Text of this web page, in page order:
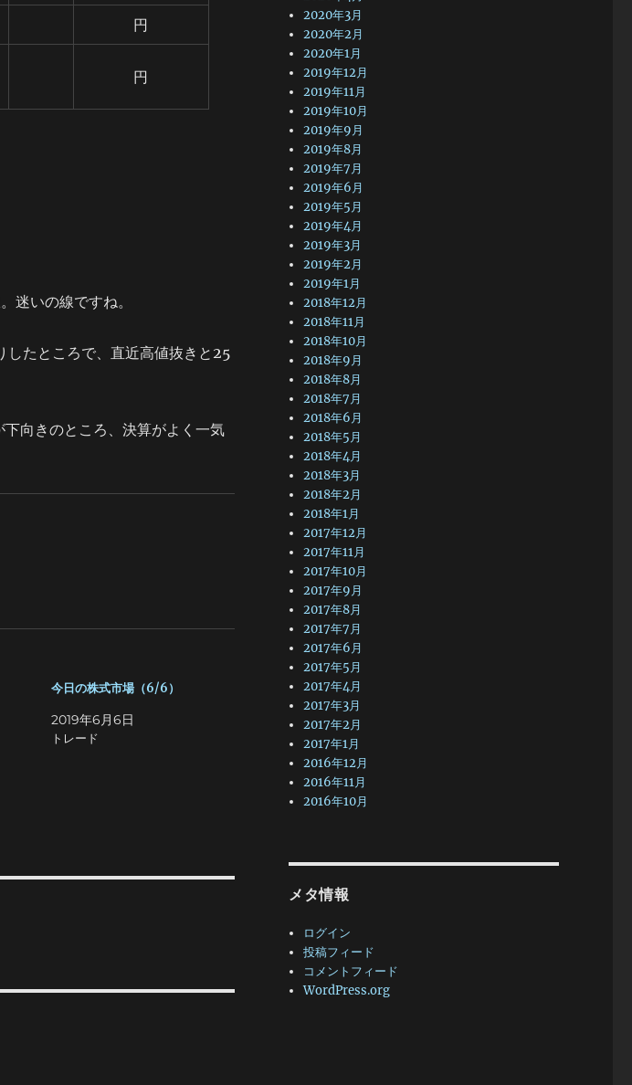
円
円
迷いの線ですね。
したところで、直近高値抜きと25
下向きのところ、決算がよく一気
今日の株式市場（6/6）
2019年6月6日
トレード
2020年3月
2020年2月
2020年1月
2019年12月
2019年11月
2019年10月
2019年9月
2019年8月
2019年7月
2019年6月
2019年5月
2019年4月
2019年3月
2019年2月
2019年1月
2018年12月
2018年11月
2018年10月
2018年9月
2018年8月
2018年7月
2018年6月
2018年5月
2018年4月
2018年3月
2018年2月
2018年1月
2017年12月
2017年11月
2017年10月
2017年9月
2017年8月
2017年7月
2017年6月
2017年5月
2017年4月
2017年3月
2017年2月
2017年1月
2016年12月
2016年11月
2016年10月
メタ情報
ログイン
投稿フィード
コメントフィード
WordPress.org